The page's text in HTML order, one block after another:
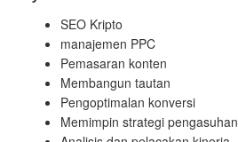
SEO Kripto
manajemen PPC
Pemasaran konten
Membangun tautan
Pengoptimalan konversi
Memimpin strategi pengasuhan